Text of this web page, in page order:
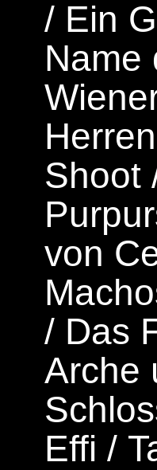
/ Ein
Name
Herren
Shoot
von
/ Das
Arche
Effi /